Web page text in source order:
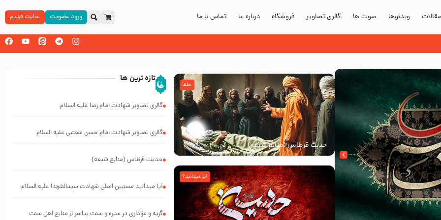
مقالات ویدئوها صوت ها گالری تصاویر فروشگاه درباره ما تماس با ما ورود عضویت سایت قدیم
حدیث قرطاس (منابع شیعه)
خلفا
آیا میدانید؟
تازه ترین ها
گالری تصاویر شهادت امام رضا علیه السلام
گالری تصاویر شهادت امام حسن مجتبی علیه السلام
حدیث قرطاس (منابع شیعه)
آیا میدانید مسبّبین اصلی شهادت سیدالشهدا علیه ‌السلام
گریه و عزاداری در سیره و سنت پیامبر از منابع اهل سنت